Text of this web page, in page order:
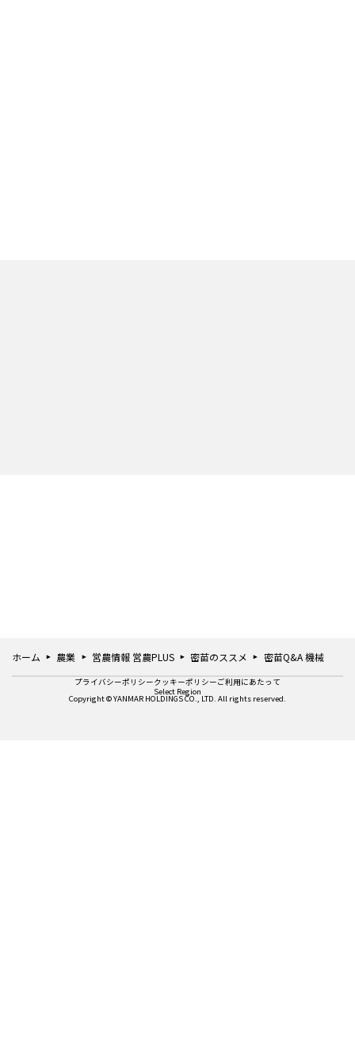
ホーム 農業 営農情報 営農PLUS 密苗のススメ 密苗Q&A 機械
Copyright © YANMAR HOLDINGS CO., LTD. All rights reserved.
プライバシーポリシークッキーポリシーご利用にあたって
Select Region